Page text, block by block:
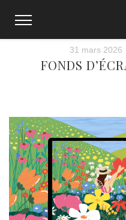
31 mars 2026
FONDS